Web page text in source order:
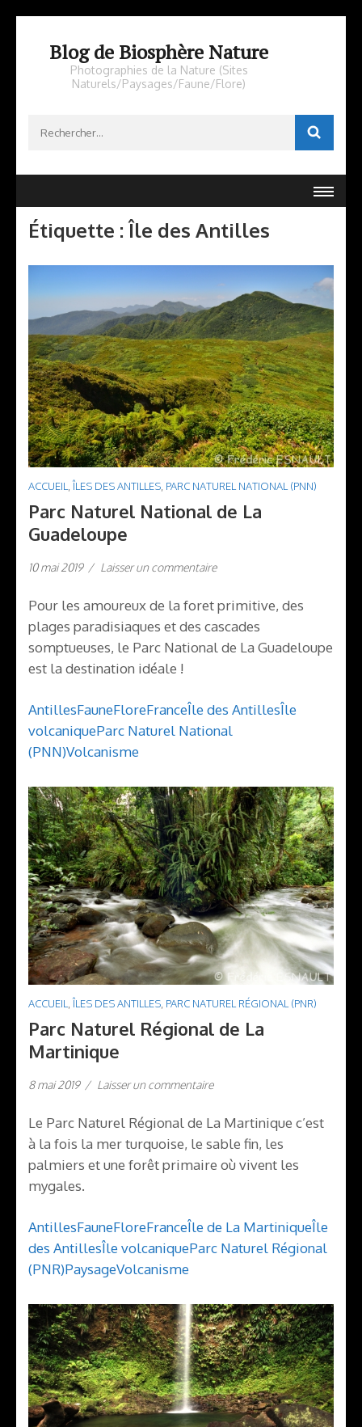
Blog de Biosphère Nature
Photographies de la Nature (Sites
Naturels/Paysages/Faune/Flore)
Étiquette :Île des Antilles
ACCUEIL, ÎLES DES ANTILLES, PARC NATUREL NATIONAL (PNN)
Parc Naturel National de La
Guadeloupe
10 mai 2019 / Laisser un commentaire
Pour les amoureux de la foret primitive, des
plages paradisiaques et des cascades
somptueuses, le Parc National de La Guadeloupe
est la destination idéale !
AntillesFauneFloreFranceÎle des AntillesÎle
volcaniqueParc Naturel National
(PNN)Volcanisme
ACCUEIL ÎLES DES ANTILLES PARC NATUREL RÉGIONAL (PNR)
Parc Naturel Régional de La
Martinique
8 mai 2019 / Laisser un commentaire
Le Parc Naturel Régional de La Martinique c’est
à la fois la mer turquoise, le sable fin, les
palmiers et une forêt primaire où vivent les
mygales.
AntillesFauneFloreFranceÎle de La MartiniqueÎle
des AntillesÎle volcaniqueParc Naturel Régional
(PNR)PaysageVolcanisme